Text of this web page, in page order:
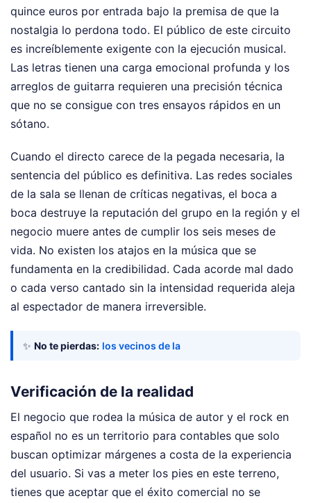
quince euros por entrada bajo la premisa de que la
nostalgia lo perdona todo. El público de este circuito
es increíblemente exigente con la ejecución musical.
Las letras tienen una carga emocional profunda y los
arreglos de guitarra requieren una precisión técnica
que no se consigue con tres ensayos rápidos en un
sótano.
Cuando el directo carece de la pegada necesaria, la
sentencia del público es definitiva. Las redes sociales
de la sala se llenan de críticas negativas, el boca a
boca destruye la reputación del grupo en la región y el
negocio muere antes de cumplir los seis meses de
vida. No existen los atajos en la música que se
fundamenta en la credibilidad. Cada acorde mal dado
o cada verso cantado sin la intensidad requerida aleja
al espectador de manera irreversible.
✨ No te pierdas: los vecinos de la
Verificación de la realidad
El negocio que rodea la música de autor y el rock en
español no es un territorio para contables que solo
buscan optimizar márgenes a costa de la experiencia
del usuario. Si vas a meter los pies en este terreno,
tienes que aceptar que el éxito comercial no se